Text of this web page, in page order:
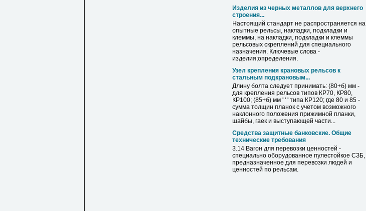
Изделия из черных металлов для верхнего
строения...
Настоящий стандарт не распространяется на
опытные рельсы, накладки, подкладки и
клеммы, на накладки, подкладки и клеммы
рельсовых скреплений для специального
назначения. Ключевые слова -
изделия;определения.
Узел крепления крановых рельсов к
стальным подкрановым...
Длину болта следует принимать: (80+б) мм -
для крепления рельсов типов КР70, КР80,
КР100; (85+б) мм ' ' ' типа КР120; где 80 и 85 -
сумма толщин планок с учетом возможного
наклонного положения прижимной планки,
шайбы, гаек и выступающей части...
Средства защитные банковские. Общие
технические требования
3.14 Вагон для перевозки ценностей -
специально оборудованное пулестойкое СЗБ,
предназначенное для перевозки людей и
ценностей по рельсам.